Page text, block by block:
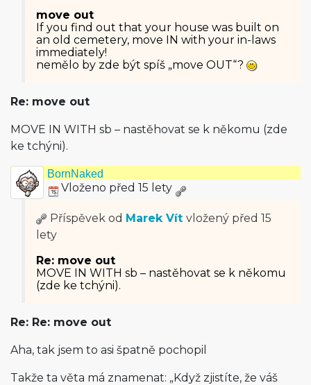
move out
If you find out that your house was built on
an old cemetery, move IN with your in-laws
immediately!
nemělo by zde být spíš „move OUT“?
Re: move out
MOVE IN WITH sb – nastěhovat se k někomu (zde
ke tchýni).
BornNaked
Vloženo před 15 lety
Příspěvek od Marek Vít vložený před 15
lety
Re: move out
MOVE IN WITH sb – nastěhovat se k někomu
(zde ke tchýni).
Re: Re: move out
Aha, tak jsem to asi špatně pochopil
Takže ta věta má znamenat: „Když zjistíte, že váš